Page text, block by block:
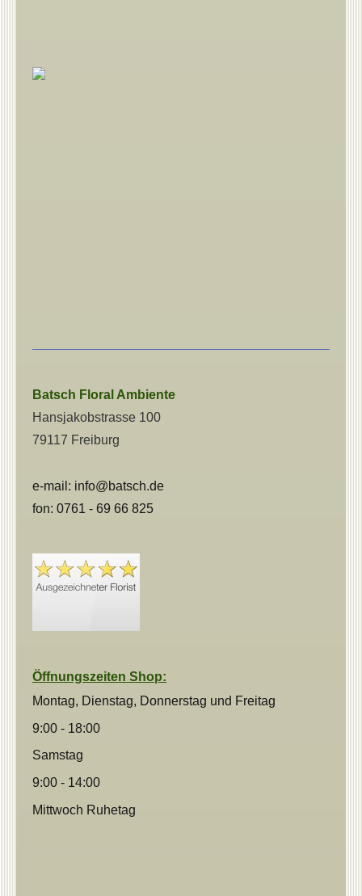
Batsch Floral Ambiente
Hansjakobstrasse 100
79117 Freiburg
e-mail: info@batsch.de
fon: 0761 - 69 66 825
Öffnungszeiten Shop:
Montag, Dienstag, Donnerstag und Freitag
9:00 - 18:00
Samstag
9:00 - 14:00
Mittwoch Ruhetag